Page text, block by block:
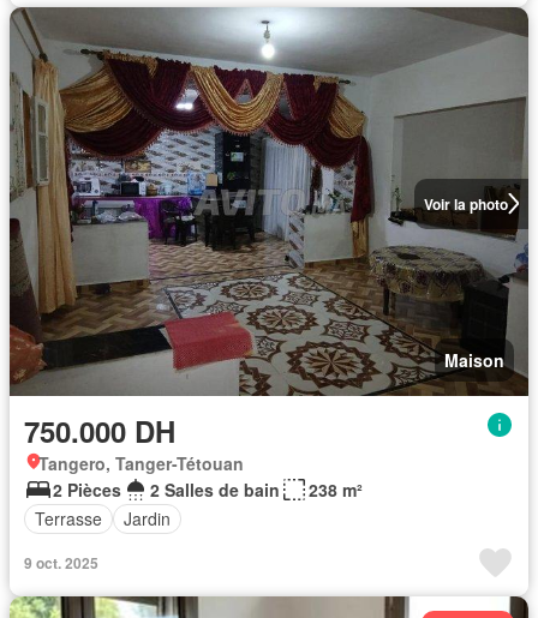
Voir la photo
Maison
750.000 DH
Tangero, Tanger-Tétouan
2 Pièces
2 Salles de bain
238 m²
Terrasse
Jardin
9 oct. 2025